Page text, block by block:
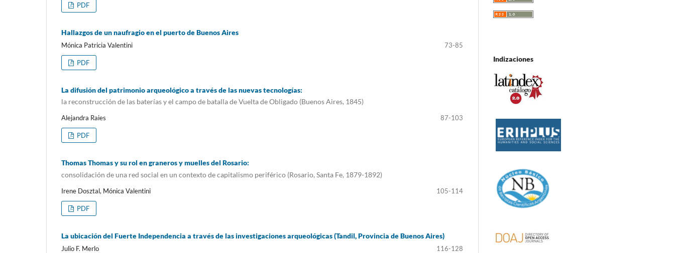
PDF
Hallazgos de un naufragio en el puerto de Buenos Aires
Mónica Patricia Valentini 73-85
PDF
La difusión del patrimonio arqueológico a través de las nuevas tecnologías:
la reconstrucción de las baterías y el campo de batalla de Vuelta de Obligado (Buenos Aires, 1845)
Alejandra Raies 87-103
PDF
Thomas Thomas y su rol en graneros y muelles del Rosario:
consolidación de una red social en un contexto de capitalismo periférico (Rosario, Santa Fe, 1879-1892)
Irene Dosztal, Mónica Valentini 105-114
PDF
La ubicación del Fuerte Independencia a través de las investigaciones arqueológicas (Tandil, Provincia de Buenos Aires)
Julio F. Merlo 116-128
Indizaciones